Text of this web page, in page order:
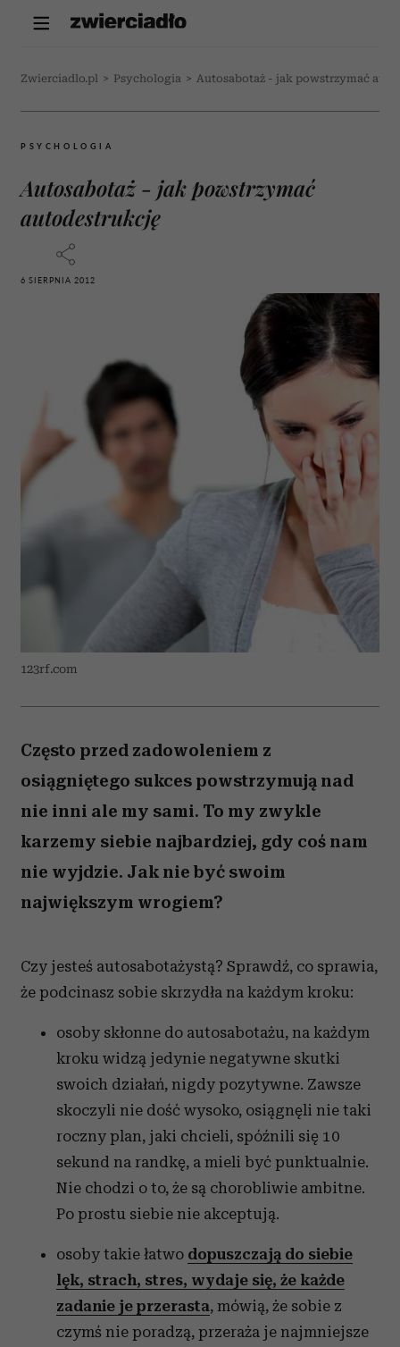
Zwierciadlo.pl > Psychologia > Autosabotaż - jak powstrzymać
PSYCHOLOGIA
Autosabotaż - jak powstrzymać
autodestrukcję
6 SIERPNIA 2012
123rf.com
Często przed zadowoleniem z
osiągniętego sukces powstrzymują nad
nie inni ale my sami. To my zwykle
karzemy siebie najbardziej, gdy coś nam
nie wyjdzie. Jak nie być swoim
największym wrogiem?
Czy jesteś autosabotażystą? Sprawdź, co sprawia,
że podcinasz sobie skrzydła na każdym kroku:
osoby skłonne do autosabotażu, na każdym
kroku widzą jedynie negatywne skutki
swoich działań, nigdy pozytywne. Zawsze
skoczyli nie dość wysoko, osiągnęli nie taki
roczny plan, jaki chcieli, spóźnili się 10
sekund na randkę, a mieli być punktualnie.
Nie chodzi o to, że są chorobliwie ambitne.
Po prostu siebie nie akceptują.
osoby takie łatwo dopuszczają do siebie
lęk, strach, stres, wydaje się, że każde
zadanie je przerasta, mówią, że sobie z
czymś nie poradzą, przeraża je najmniejsze